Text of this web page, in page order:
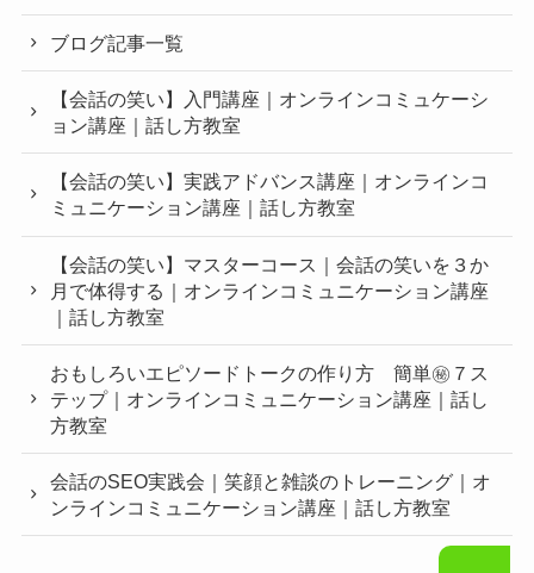
ブログ記事一覧
【会話の笑い】入門講座｜オンラインコミュケーシ
ョン講座｜話し方教室
【会話の笑い】実践アドバンス講座｜オンラインコ
ミュニケーション講座｜話し方教室
【会話の笑い】マスターコース｜会話の笑いを３か
月で体得する｜オンラインコミュニケーション講座
｜話し方教室
おもしろいエピソードトークの作り方 簡単㊙︎７ス
テップ｜オンラインコミュニケーション講座｜話し
方教室
会話のSEO実践会｜笑顔と雑談のトレーニング｜オ
ンラインコミュニケーション講座｜話し方教室